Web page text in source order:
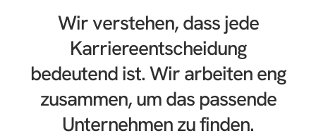
Wir verstehen, dass jede
Karriereentscheidung
bedeutend ist. Wir arbeiten eng
zusammen, um das passende
Unternehmen zu finden.